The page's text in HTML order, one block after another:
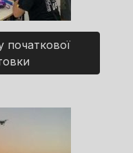
початкової